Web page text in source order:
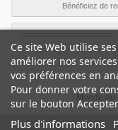
Bénéficiez de
Le service client est a
Monde du
Ce site Web utilise
améliorer nos
vos préférences en
Pour donner votre
sur le bouton
Plus d'informations